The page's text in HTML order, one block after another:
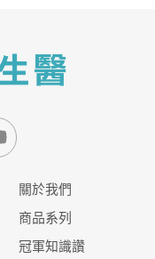
關於我們
商品系列
冠軍知識讚